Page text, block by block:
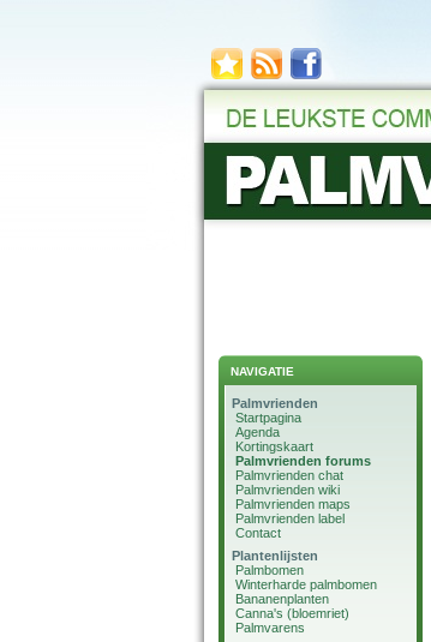
NAVIGATIE
Palmvrienden
Startpagina
Agenda
Kortingskaart
Palmvrienden forums
Palmvrienden chat
Palmvrienden wiki
Palmvrienden maps
Palmvrienden label
Contact
Plantenlijsten
Palmbomen
Winterharde palmbomen
Bananenplanten
Canna's (bloemriet)
Palmvarens